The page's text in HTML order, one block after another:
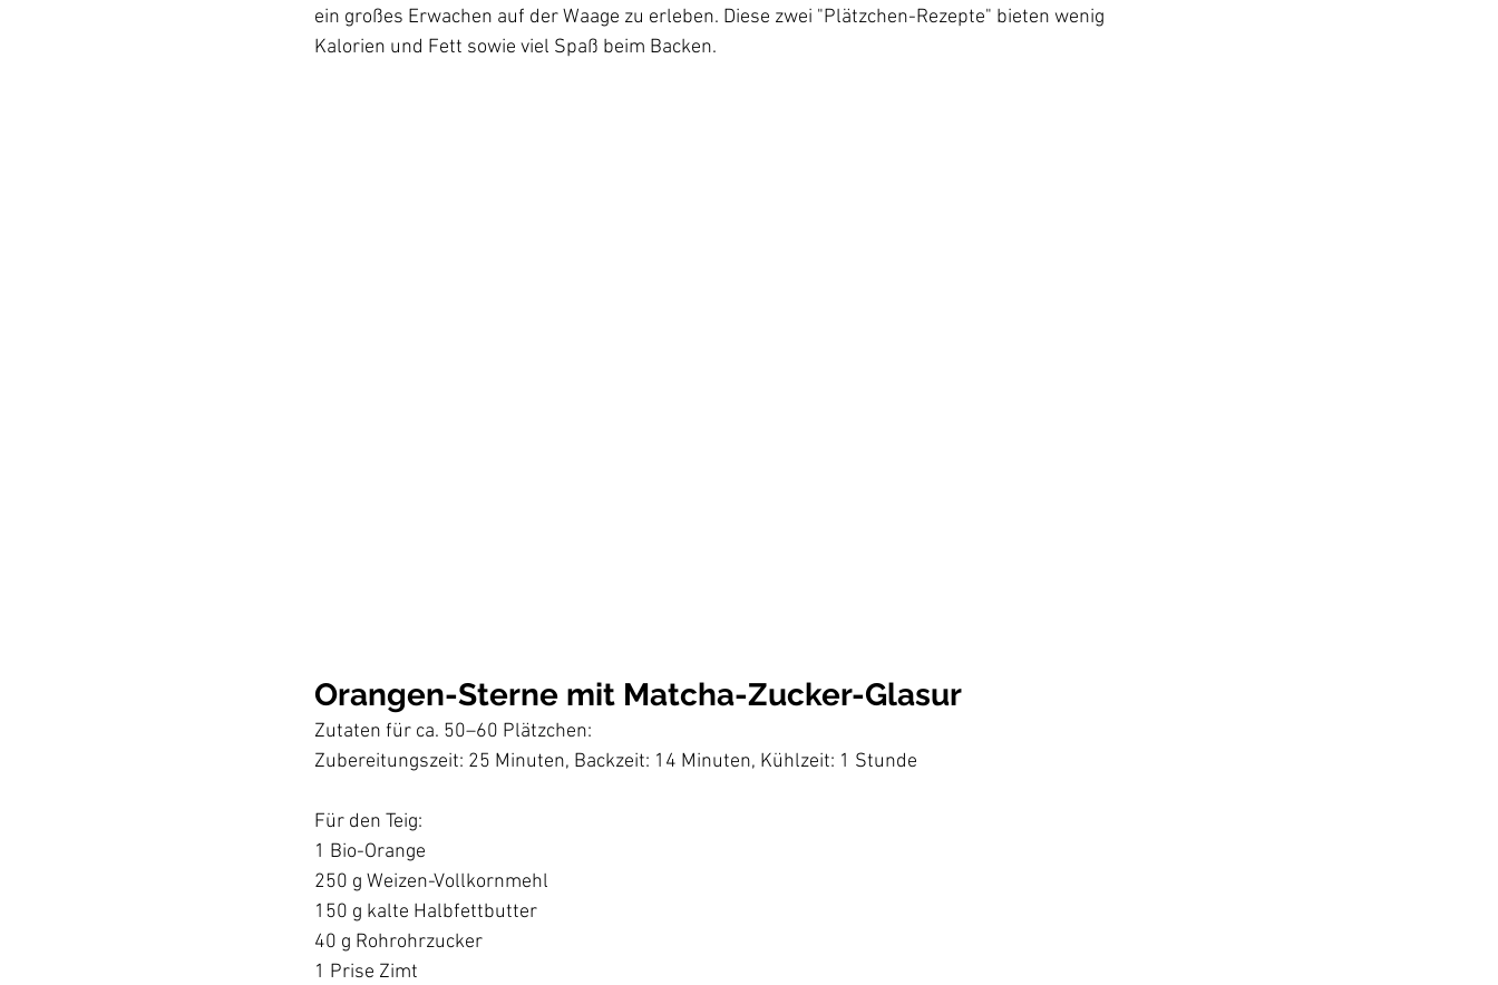
ein großes Erwachen auf der Waage zu erleben. Diese zwei "Plätzchen-Rezepte" bieten wenig
Kalorien und Fett sowie viel Spaß beim Backen.
Orangen-Sterne mit Matcha-Zucker-Glasur
Zutaten für ca. 50–60 Plätzchen:
Zubereitungszeit: 25 Minuten, Backzeit: 14 Minuten, Kühlzeit: 1 Stunde
Für den Teig:
1 Bio-Orange
250 g Weizen-Vollkornmehl
150 g kalte Halbfettbutter
40 g Rohrohrzucker
1 Prise Zimt